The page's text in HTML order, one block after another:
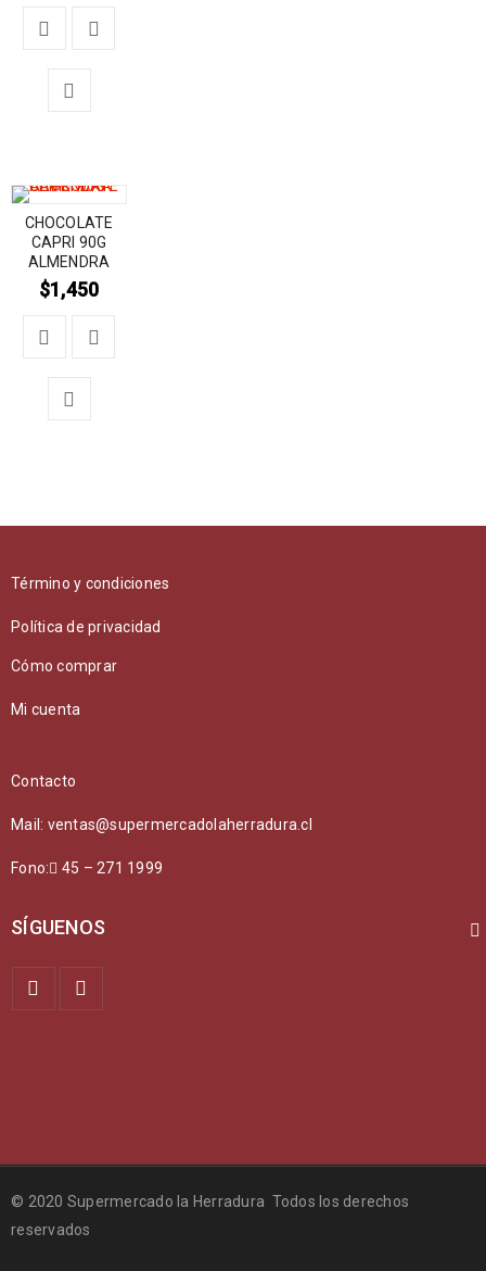
CHOCOLATE
CAPRI 90G
ALMENDRA
$1,450
Término y condiciones
Política de privacidad
Cómo comprar
Mi cuenta
Contacto
Mail: ventas@supermercadolaherradura.cl
Fono: 45 – 271 1999
SÍGUENOS
© 2020 Supermercado la Herradura Todos los derechos
reservados